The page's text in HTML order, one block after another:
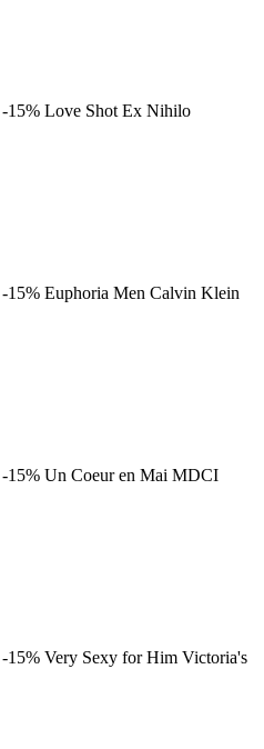
-15% Love Shot Ex Nihilo
-15% Euphoria Men Calvin Klein
-15% Un Coeur en Mai MDCI
-15% Very Sexy for Him Victoria's